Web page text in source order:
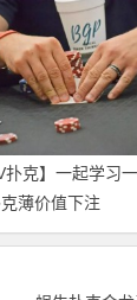
扑克】一起学习
薄价值下注